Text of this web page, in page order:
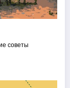
советы